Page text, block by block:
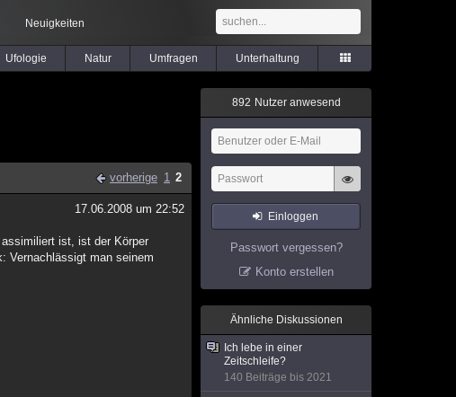
Neuigkeiten
Ufologie Natur Umfragen Unterhaltung
vorherige 1 2
17.06.2008 um 22:52
ist, ist der Körper
Vernachlässigt man seinem
892 Nutzer anwesend
Einloggen
Passwort vergessen?
Konto erstellen
Ähnliche Diskussionen
Ich lebe in einer
Zeitschleife?
140 Beiträge bis 2021